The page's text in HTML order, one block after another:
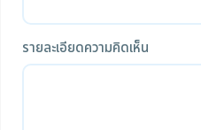
รายละเอียดความคิดเห็น